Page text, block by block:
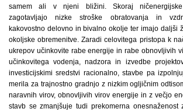
samem ali v njeni bližini. Skoraj
zagotavljajo nizke stroške obratovanja in
kakovostno delovno in bivalno okolje ter imajo daljši
okoljske obremenitve. Zaradi celovitega pristopa k
ukrepov učinkovite rabe energije in rabe obnovljivih
učinkovitega vodenja, nadzora in izvedbe
investicijskimi sredstvi racionalno, stavbe pa
merila za trajnostno gradnjo z nizkim ogljičnim
naravnih virov, obnovljivih virov energije in z večjo
stavb se zmanjšuje tudi prekomerna onesnaženost